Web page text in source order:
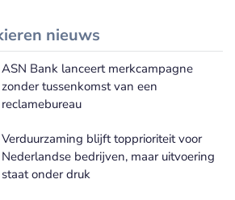
nieuws
Meer Duurzaam bankieren nieuws
ASN Bank lanceert merkcampagne
zonder tussenkomst van een
reclamebureau
Verduurzaming blijft topprioriteit voor
Nederlandse bedrijven, maar uitvoering
staat onder druk